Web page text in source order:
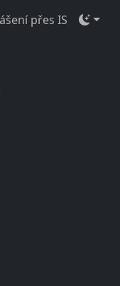
přes IS